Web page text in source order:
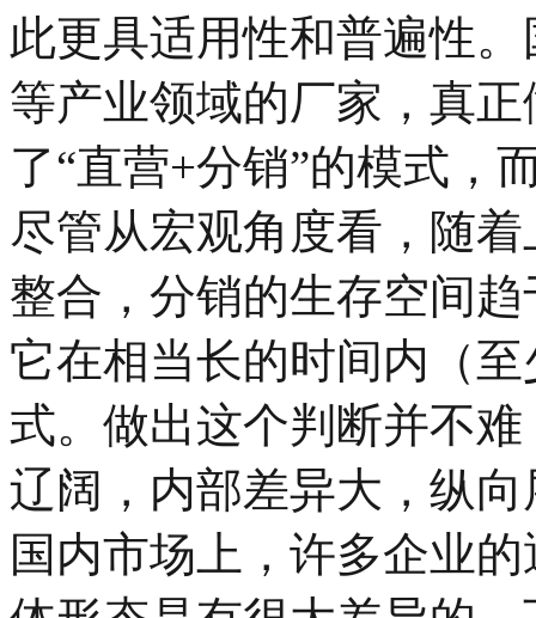
此更具适用性和普遍性
等产业领域的厂家，真
了“直营+分销”的模式，
尽管从宏观角度看，随
整合，分销的生存空间
它在相当长的时间内（
式。做出这个判断并不
辽阔，内部差异大，纵
国内市场上，许多企业